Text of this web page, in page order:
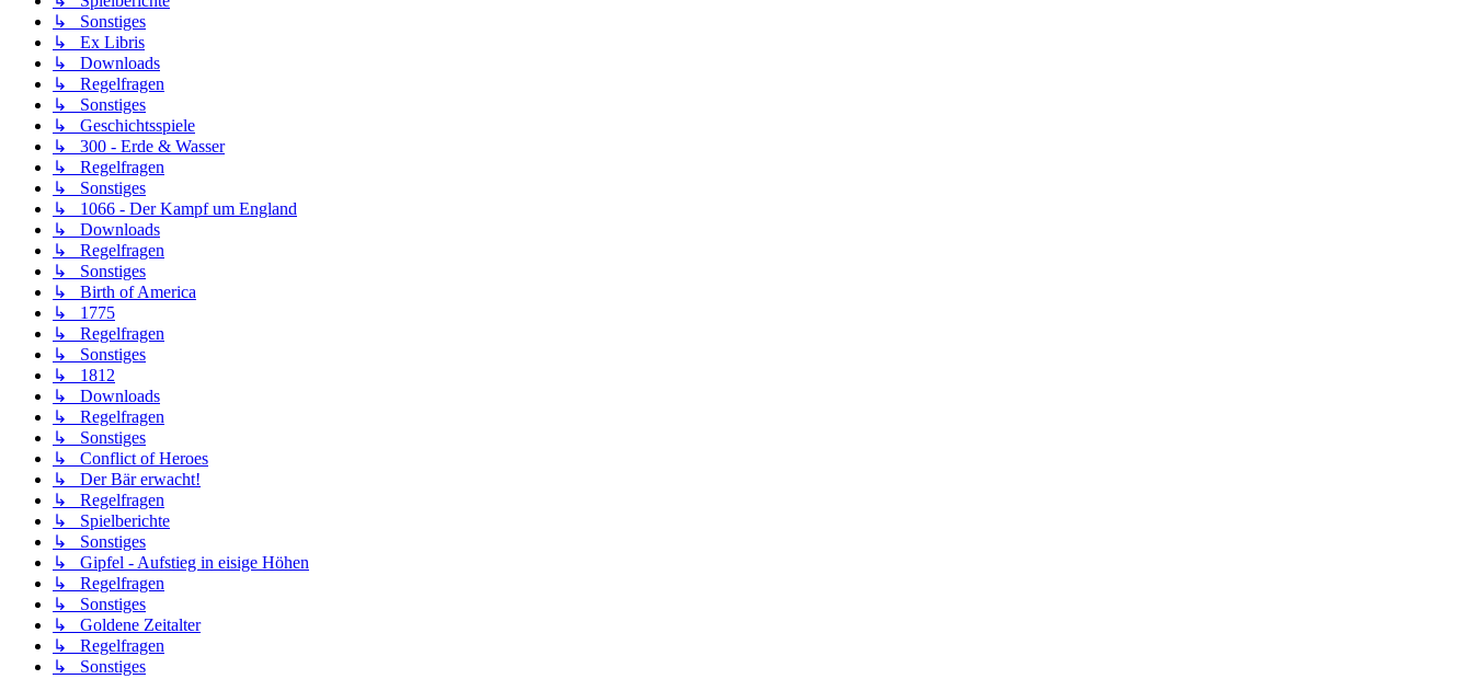
↳ Sonstiges
↳ Ex Libris
↳ Downloads
↳ Regelfragen
↳ Sonstiges
↳ Geschichtsspiele
↳ 300 - Erde & Wasser
↳ Regelfragen
↳ Sonstiges
↳ 1066 - Der Kampf um England
↳ Downloads
↳ Regelfragen
↳ Sonstiges
↳ Birth of America
↳ 1775
↳ Regelfragen
↳ Sonstiges
↳ 1812
↳ Downloads
↳ Regelfragen
↳ Sonstiges
↳ Conflict of Heroes
↳ Der Bär erwacht!
↳ Regelfragen
↳ Spielberichte
↳ Sonstiges
↳ Gipfel - Aufstieg in eisige Höhen
↳ Regelfragen
↳ Sonstiges
↳ Goldene Zeitalter
↳ Regelfragen
↳ Sonstiges